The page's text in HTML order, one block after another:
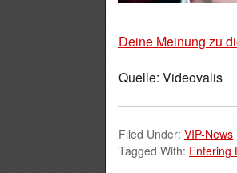
Deine Meinung zu
Quelle: Videovalis
Filed Under: VIP-News
Tagged With: Entering